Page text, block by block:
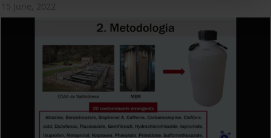
15 June, 2022